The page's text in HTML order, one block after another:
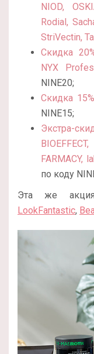
NIOD,
Rodial,
StriVectin,
Скидка
NYX
NINE20;
Скидка
NINE15;
Экстра-
FARMACY,
по коду
Эта же
LookFantastic,